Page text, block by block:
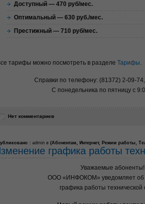
Доступный — 470 руб/мес.
Оптимальный — 630 руб./мес.
Престижный — 710 руб/мес.
тарифы можно посмотреть в разделе Тарифы.
Справки по телефону: (81372) 2-09-
С понедельника по пятницу с
Нет комментариев
: admin в (Абонентам, Интернет, Режим работы,
графика работы
Уважаемые абоненты!
ООО «ИНФОКОМ» уведомляет об
графика работы технической